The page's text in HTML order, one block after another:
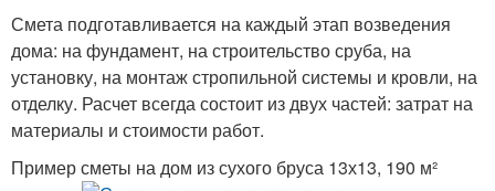
Смета подготавливается на каждый этап возведения
дома: на фундамент, на строительство сруба, на
установку, на монтаж стропильной системы и кровли, на
отделку. Расчет всегда состоит из двух частей: затрат на
материалы и стоимости работ.
Пример сметы на дом из сухого бруса 13х13, 190 м²